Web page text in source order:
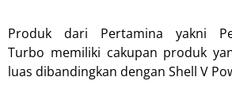
Produk dari Pertamina yakni
Turbo memiliki cakupan produk
luas dibandingkan dengan Shell V